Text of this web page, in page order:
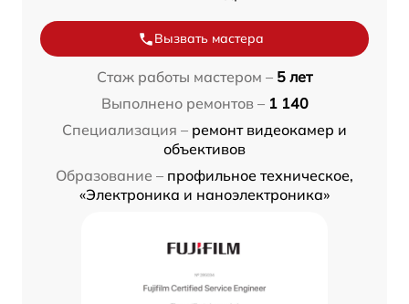
Вызвать мастера
Стаж работы мастером – 5 лет
Выполнено ремонтов – 1 140
Специализация – ремонт видеокамер и
объективов
Образование – профильное техническое,
«Электроника и наноэлектроника»